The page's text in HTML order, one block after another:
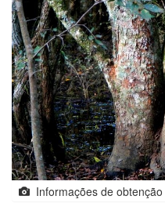
Informações de obtenção